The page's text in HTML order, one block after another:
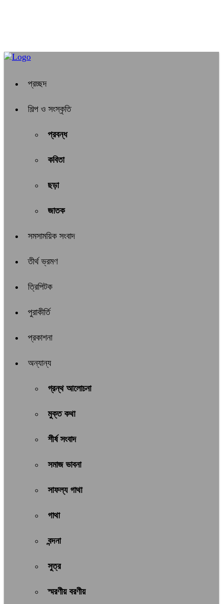
প্রচ্ছদ
শিল্প ও সংস্কৃতি
প্রবন্ধ
কবিতা
ছড়া
জাতক
সমসাময়িক সংবাদ
তীর্থ ভ্রমণ
ত্রিপিটক
পুরাকীর্তি
প্রকাশনা
অন্যান্য
গ্রন্থ আলোচনা
মুক্ত কথা
শীর্ষ সংবাদ
সমাজ ভাবনা
সাফল্য গাথা
গাথা
বন্দনা
সুত্র
স্মরণীয় বরণীয়